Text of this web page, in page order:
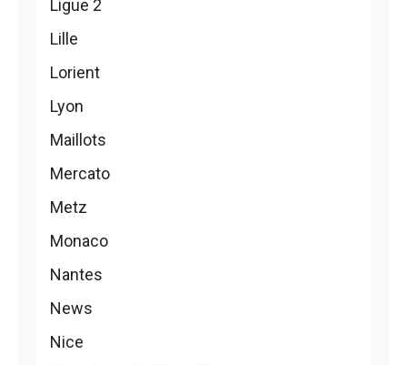
Ligue 2
Lille
Lorient
Lyon
Maillots
Mercato
Metz
Monaco
Nantes
News
Nice